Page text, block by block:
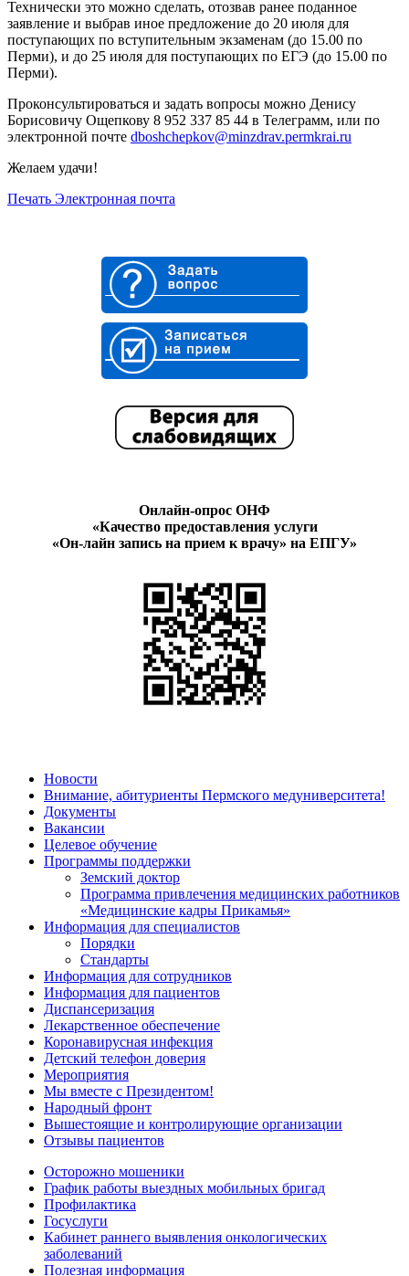
Технически это можно сделать, отозвав ранее поданное
заявление и выбрав иное предложение до 20 июля для
поступающих по вступительным экзаменам (до 15.00 по
Перми), и до 25 июля для поступающих по ЕГЭ (до 15.00 по
Перми).
Проконсультироваться и задать вопросы можно Денису
Борисовичу Ощепкову 8 952 337 85 44 в Телеграмм, или по
электронной почте dboshchepkov@minzdrav.permkrai.ru
Желаем удачи!
Печать Электронная почта
Онлайн-опрос ОНФ
«Качество предоставления услуги
«Он-лайн запись на прием к врачу» на ЕПГУ»
Новости
Внимание, абитуриенты Пермского медуниверситета!
Документы
Вакансии
Целевое обучение
Программы поддержки
Земский доктор
Программа привлечения медицинских работников
«Медицинские кадры Прикамья»
Информация для специалистов
Порядки
Стандарты
Информация для сотрудников
Информация для пациентов
Диспансеризация
Лекарственное обеспечение
Коронавирусная инфекция
Детский телефон доверия
Мероприятия
Мы вместе с Президентом!
Народный фронт
Вышестоящие и контролирующие организации
Отзывы пациентов
Осторожно мошеники
График работы выездных мобильных бригад
Профилактика
Госуслуги
Кабинет раннего выявления онкологических
заболеваний
Полезная информация